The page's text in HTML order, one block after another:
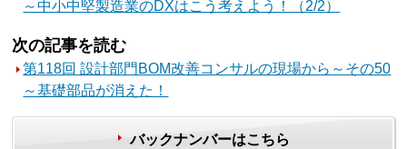
～中小中堅製造業のDXはこう考えよう！（2/2）
次の記事を読む
第118回 設計部門BOM改善コンサルの現場から～その50
～基礎部品が消えた！
バックナンバーはこちら